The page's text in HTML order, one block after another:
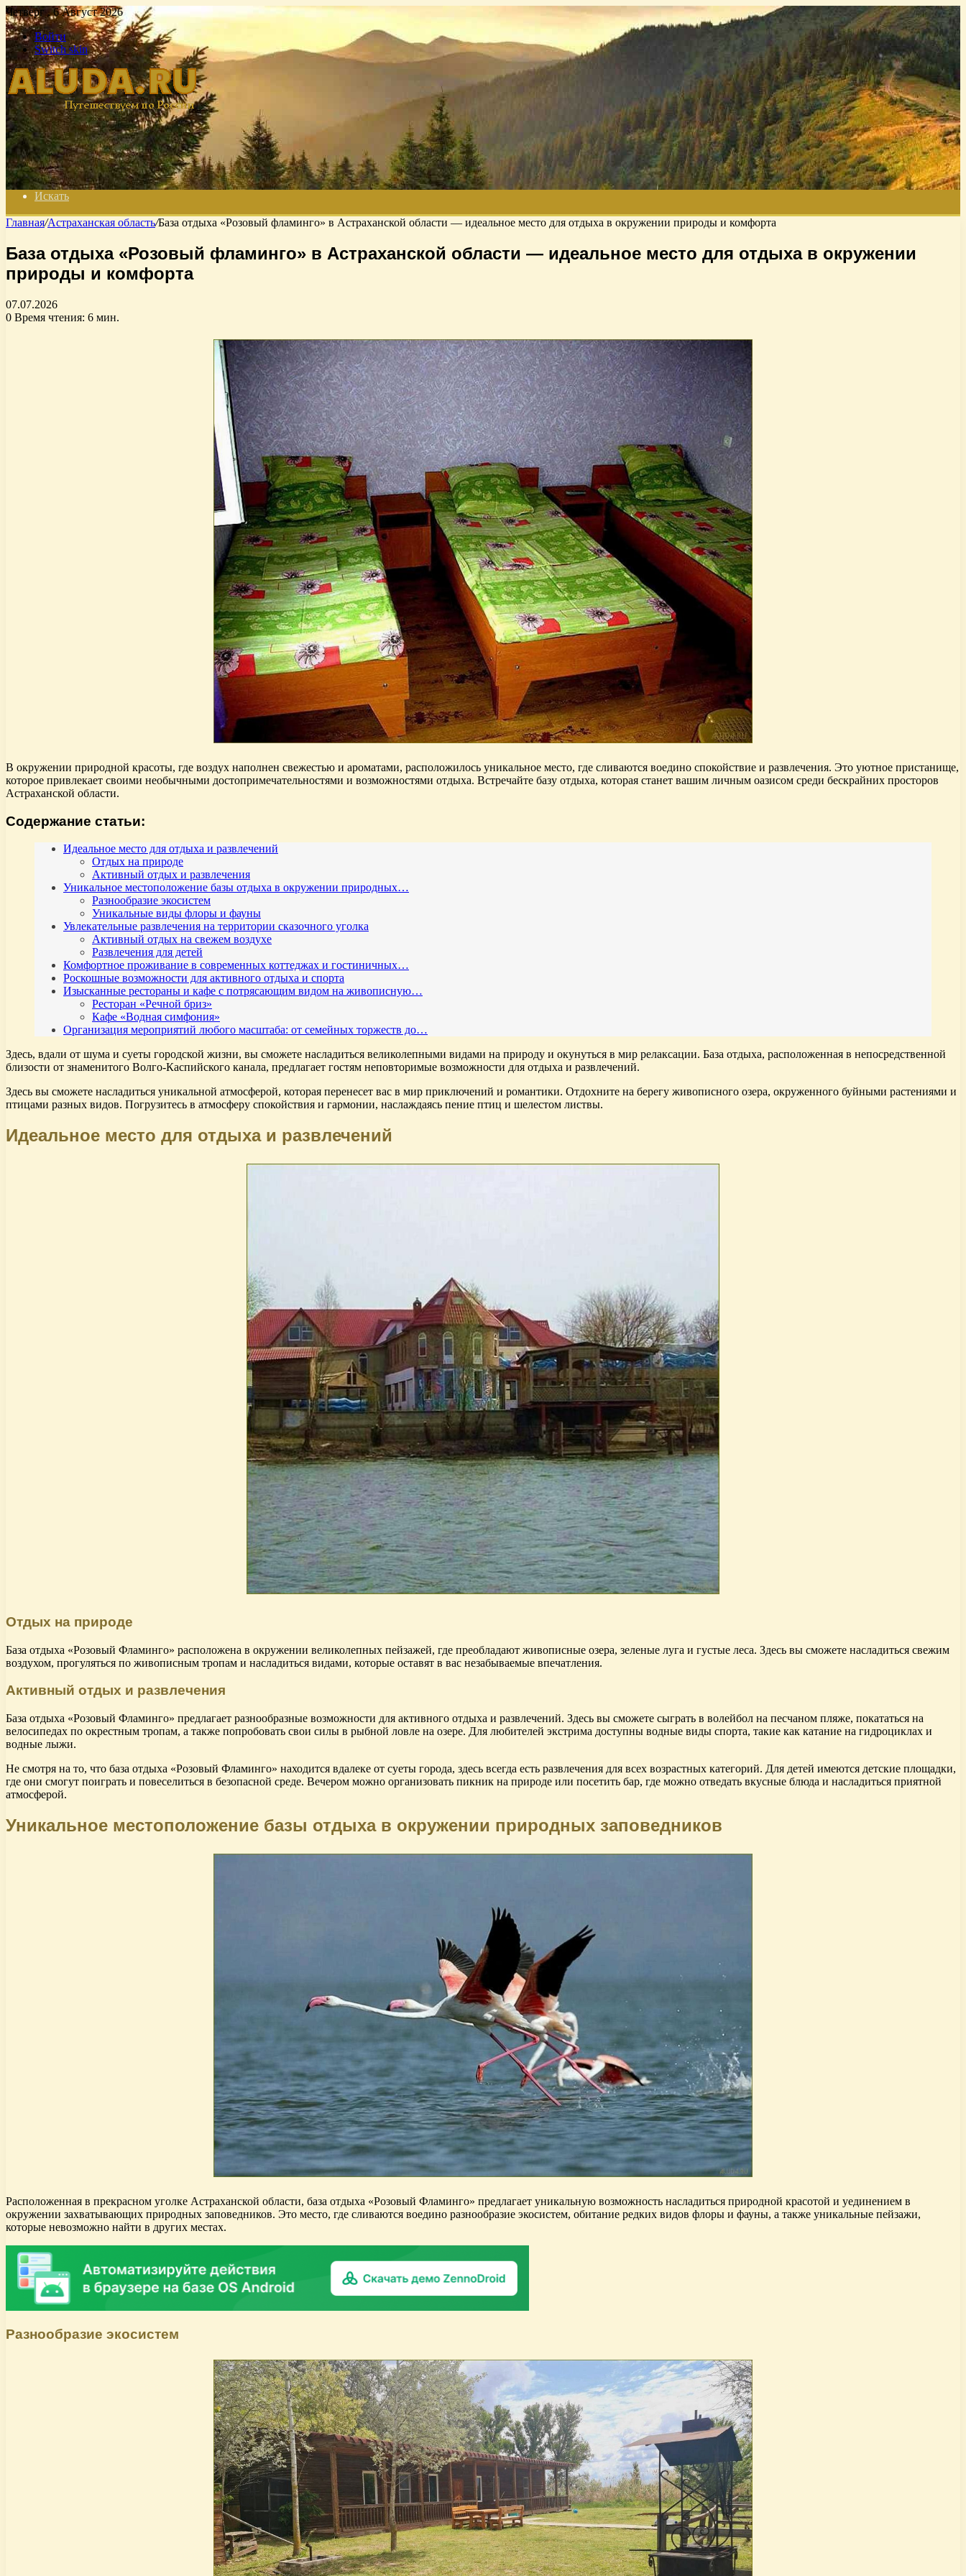
Четверг , 6 Август 2026
Войти
Switch skin
Искать
Главная/Астраханская область/База отдыха «Розовый фламинго» в Астраханской области — идеальное место для отдыха в окружении природы и комфорта
База отдыха «Розовый фламинго» в Астраханской области — идеальное место для отдыха в окружении
природы и комфорта
07.07.2026
0 Время чтения: 6 мин.
В окружении природной красоты, где воздух наполнен свежестью и ароматами, расположилось уникальное место, где сливаются воедино спокойствие и развлечения. Это уютное пристанище,
которое привлекает своими необычными достопримечательностями и возможностями отдыха. Встречайте базу отдыха, которая станет вашим личным оазисом среди бескрайних просторов
Астраханской области.
Содержание статьи:
Идеальное место для отдыха и развлечений
Отдых на природе
Активный отдых и развлечения
Уникальное местоположение базы отдыха в окружении природных…
Разнообразие экосистем
Уникальные виды флоры и фауны
Увлекательные развлечения на территории сказочного уголка
Активный отдых на свежем воздухе
Развлечения для детей
Комфортное проживание в современных коттеджах и гостиничных…
Роскошные возможности для активного отдыха и спорта
Изысканные рестораны и кафе с потрясающим видом на живописную…
Ресторан «Речной бриз»
Кафе «Водная симфония»
Организация мероприятий любого масштаба: от семейных торжеств до…
Здесь, вдали от шума и суеты городской жизни, вы сможете насладиться великолепными видами на природу и окунуться в мир релаксации. База отдыха, расположенная в непосредственной
близости от знаменитого Волго-Каспийского канала, предлагает гостям неповторимые возможности для отдыха и развлечений.
Здесь вы сможете насладиться уникальной атмосферой, которая перенесет вас в мир приключений и романтики. Отдохните на берегу живописного озера, окруженного буйными растениями и
птицами разных видов. Погрузитесь в атмосферу спокойствия и гармонии, наслаждаясь пение птиц и шелестом листвы.
Идеальное место для отдыха и развлечений
Отдых на природе
База отдыха «Розовый Фламинго» расположена в окружении великолепных пейзажей, где преобладают живописные озера, зеленые луга и густые леса. Здесь вы сможете насладиться свежим
воздухом, прогуляться по живописным тропам и насладиться видами, которые оставят в вас незабываемые впечатления.
Активный отдых и развлечения
База отдыха «Розовый Фламинго» предлагает разнообразные возможности для активного отдыха и развлечений. Здесь вы сможете сыграть в волейбол на песчаном пляже, покататься на
велосипедах по окрестным тропам, а также попробовать свои силы в рыбной ловле на озере. Для любителей экстрима доступны водные виды спорта, такие как катание на гидроциклах и
водные лыжи.
Не смотря на то, что база отдыха «Розовый Фламинго» находится вдалеке от суеты города, здесь всегда есть развлечения для всех возрастных категорий. Для детей имеются детские площадки,
где они смогут поиграть и повеселиться в безопасной среде. Вечером можно организовать пикник на природе или посетить бар, где можно отведать вкусные блюда и насладиться приятной
атмосферой.
Уникальное местоположение базы отдыха в окружении природных заповедников
Расположенная в прекрасном уголке Астраханской области, база отдыха «Розовый Фламинго» предлагает уникальную возможность насладиться природной красотой и уединением в
окружении захватывающих природных заповедников. Это место, где сливаются воедино разнообразие экосистем, обитание редких видов флоры и фауны, а также уникальные пейзажи,
которые невозможно найти в других местах.
Разнообразие экосистем